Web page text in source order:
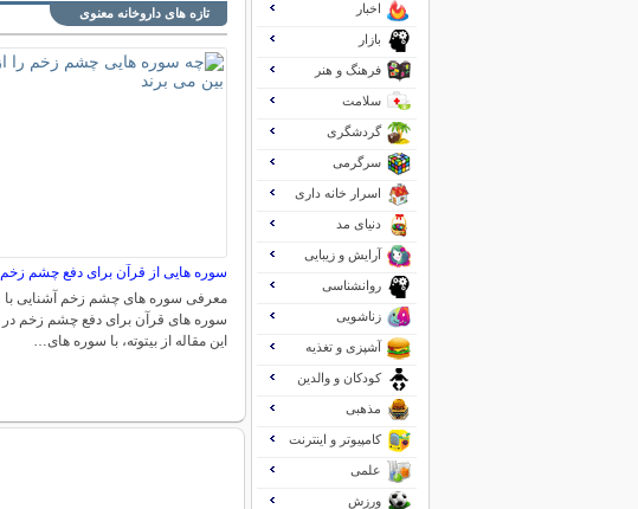
تازه های داروخانه معنوی
سوره هایی از قرآن برای دفع چشم زخم
معرفی سوره های چشم زخم آشنایی با
سوره های قرآن برای دفع چشم زخم در
این مقاله از بیتوته، با سوره های…
اخبار
بازار
فرهنگ و هنر
سلامت
گردشگری
سرگرمی
اسرار خانه داری
دنیای مد
آرایش و زیبایی
روانشناسی
زناشویی
آشپزی و تغذیه
کودکان و والدین
مذهبی
کامپیوتر و اینترنت
علمی
ورزش